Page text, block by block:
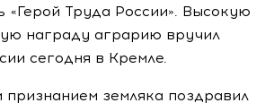
«Герой Труда России». Высокую
награду аграрию вручил
сегодня в Кремле.
земляка поздравил